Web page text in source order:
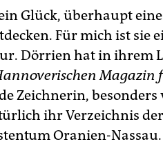
Glück, überhaupt
Für mich ist sie
Dörrien hat in ihrem
Magazin
Zeichnerin, besonders
ihr Verzeichnis
Oranien-